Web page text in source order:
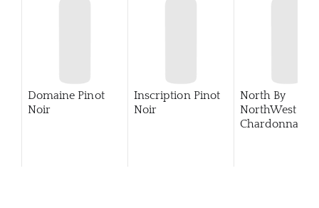
Domaine Pinot
Noir
Inscription Pinot
Noir
North By
NorthWest
Chardonnay